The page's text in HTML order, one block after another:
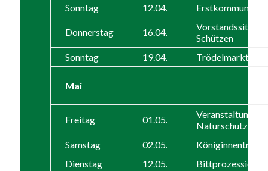
Sonntag
12.04. Erstkommunion
Donnerstag 16.04.
Vorstandssitzung
Schützen
Sonntag
19.04. Trödelmarkt
Mai
Freitag 01.05.
Veranstaltung
Samstag
02.05.
Dienstag
12.05. Bittprozession